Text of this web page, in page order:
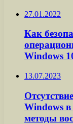
27.01.2022
Как
Windows
13.07.2023
Windows
методы